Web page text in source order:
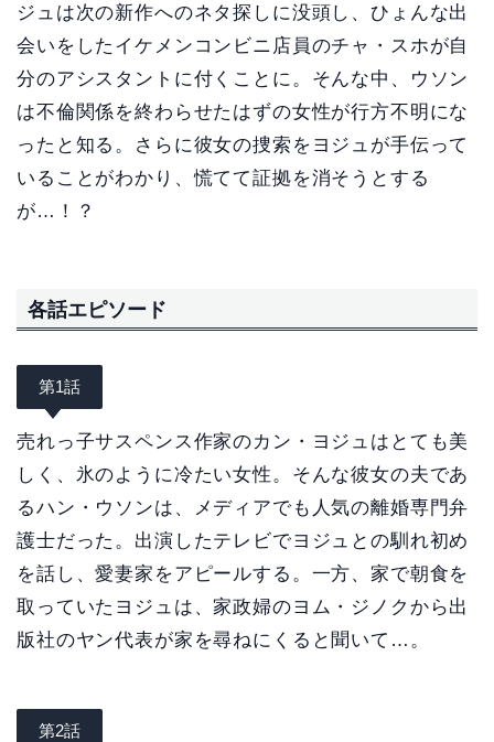
ジュは次の新作へのネタ探しに没頭し、ひょんな出
会いをしたイケメンコンビニ店員のチャ・スホが自
分のアシスタントに付くことに。そんな中、ウソン
は不倫関係を終わらせたはずの女性が行方不明にな
ったと知る。さらに彼女の捜索をヨジュが手伝って
いることがわかり、慌てて証拠を消そうとする
が…！？
各話エピソード
第1話
売れっ子サスペンス作家のカン・ヨジュはとても美
しく、氷のように冷たい女性。そんな彼女の夫であ
るハン・ウソンは、メディアでも人気の離婚専門弁
護士だった。出演したテレビでヨジュとの馴れ初め
を話し、愛妻家をアピールする。一方、家で朝食を
取っていたヨジュは、家政婦のヨム・ジノクから出
版社のヤン代表が家を尋ねにくると聞いて…。
第2話